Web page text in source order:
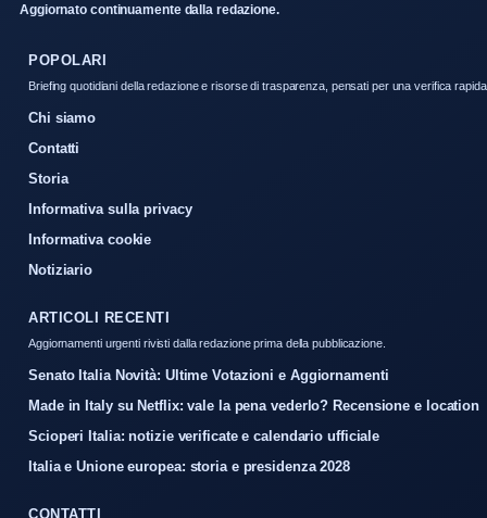
Aggiornato continuamente dalla redazione.
POPOLARI
Briefing quotidiani della redazione e risorse di trasparenza, pensati per una verifica
Chi siamo
Contatti
Storia
Informativa sulla privacy
Informativa cookie
Notiziario
ARTICOLI RECENTI
Aggiornamenti urgenti rivisti dalla redazione prima della pubblicazione.
Senato Italia Novità: Ultime Votazioni e Aggiornamenti
Made in Italy su Netflix: vale la pena vederlo? Recensione e location
Scioperi Italia: notizie verificate e calendario ufficiale
Italia e Unione europea: storia e presidenza 2028
CONTATTI